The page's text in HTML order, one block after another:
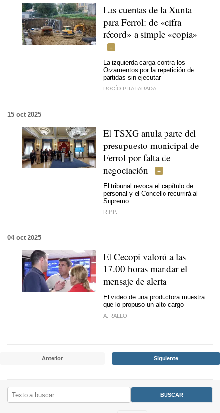
Las cuentas de la Xunta
para Ferrol: de «cifra
récord» a simple «copia»
La izquierda carga contra los
Orzamentos por la repetición de
partidas sin ejecutar
ROCÍO PITA PARADA
15 oct 2025
El TSXG anula parte del
presupuesto municipal de
Ferrol por falta de
negociación
El tribunal revoca el capítulo de
personal y el Concello recurrirá al
Supremo
R.P.P.
04 oct 2025
El Cecopi valoró a las
17.00 horas mandar el
mensaje de alerta
El vídeo de una productora muestra
que lo propuso un alto cargo
A. RALLO
Anterior Siguiente